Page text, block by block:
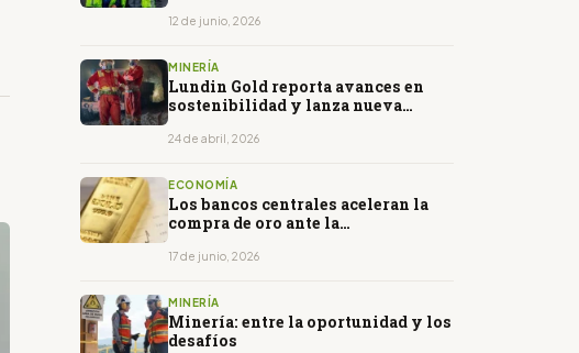
12 de junio, 2026
MINERÍA
Lundin Gold reporta avances en
sostenibilidad y lanza nueva
24 de abril, 2026
ECONOMÍA
Los bancos centrales aceleran la
compra de oro ante la
17 de junio, 2026
MINERÍA
Minería: entre la oportunidad y los
desafíos